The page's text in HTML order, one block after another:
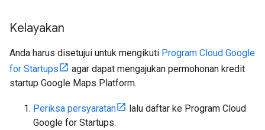
Kelayakan
Anda harus disetujui untuk mengikuti Program Cloud Google
for Startups
agar dapat mengajukan permohonan kredit
startup Google Maps Platform.
Periksa persyaratan
lalu daftar ke Program Cloud
Google for Startups.